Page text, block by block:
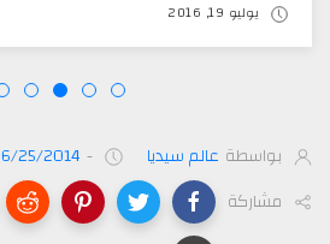
يوليو 19, 2016
بواسطة عالم سيديا -
6/25/2014
مشاركة